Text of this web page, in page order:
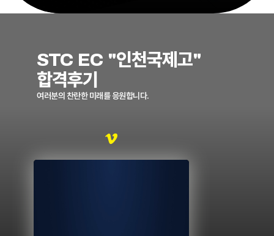
STC EC "인천국제고"
합격후기
여러분의 찬란한 미래를 응원합니다.